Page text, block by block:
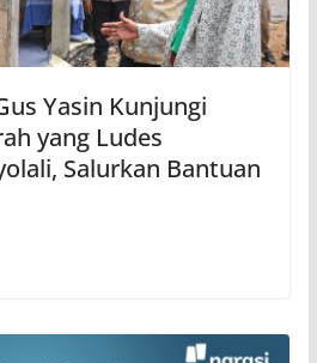
Yasin Kunjungi
yang Ludes
Salurkan Bantuan